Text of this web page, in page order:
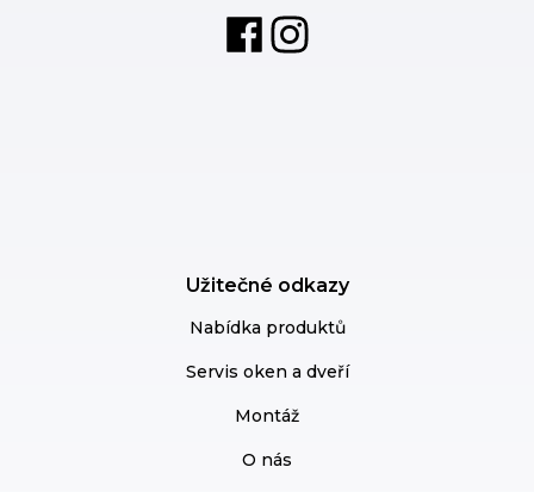
Užitečné odkazy
Nabídka produktů
Servis oken a dveří
Montáž
O nás